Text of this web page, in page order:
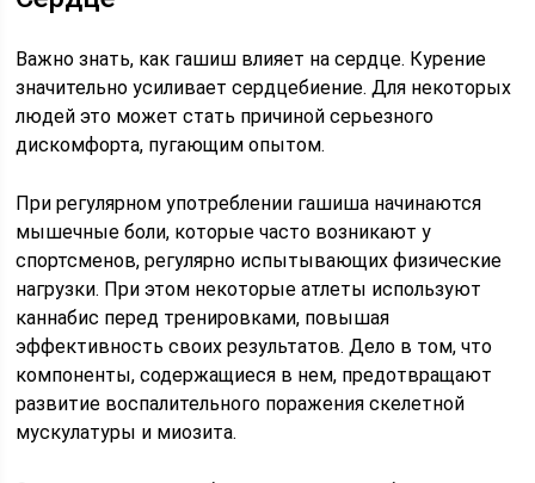
Важно знать, как гашиш влияет на сердце. Курение
значительно усиливает сердцебиение. Для некоторых
людей это может стать причиной серьезного
дискомфорта, пугающим опытом.
При регулярном употреблении гашиша начинаются
мышечные боли, которые часто возникают у
спортсменов, регулярно испытывающих физические
нагрузки. При этом некоторые атлеты используют
каннабис перед тренировками, повышая
эффективность своих результатов. Дело в том, что
компоненты, содержащиеся в нем, предотвращают
развитие воспалительного поражения скелетной
мускулатуры и миозита.